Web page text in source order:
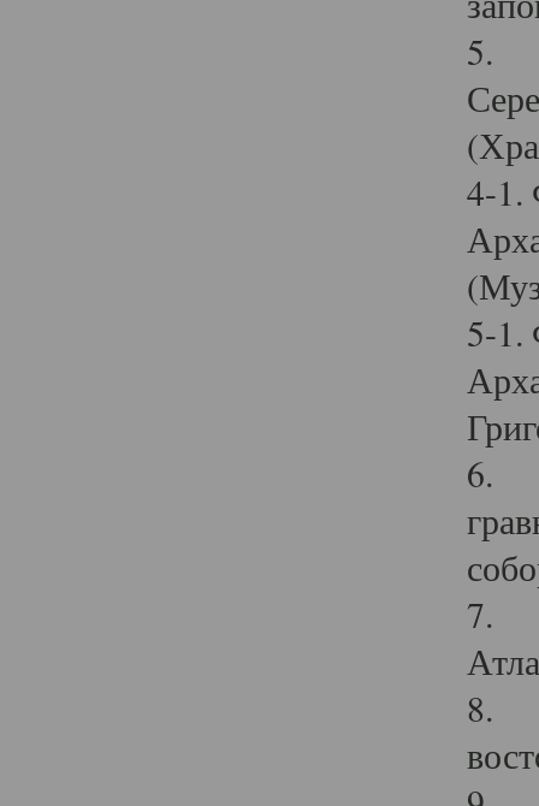
5.
4-1.
5-1.
6.
7.
8.